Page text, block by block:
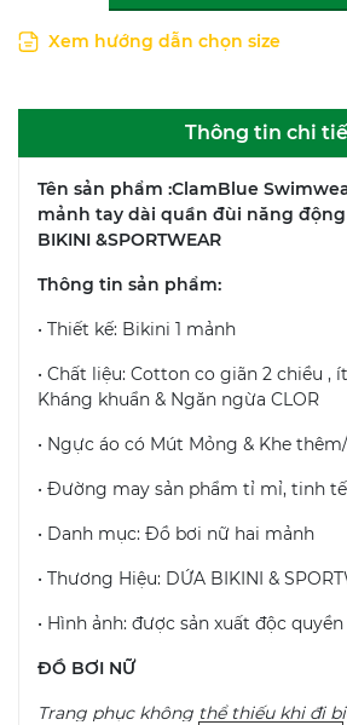
Xem hướng dẫn chọn size
Thông tin chi
Tên sản phẩm :ClamBlue
mảnh tay dài quần đùi năng
BIKINI &SPORTWEAR
Thông tin sản phẩm:
• Thiết kế: Bikini 1 mảnh
• Chất liệu: Cotton co giãn 2 chiều ,
Kháng khuẩn & Ngăn ngừa CLOR
• Ngực áo có Mút Mỏng & Khe
• Đường may sản phẩm tỉ mỉ, tinh tế
• Danh mục: Đồ bơi nữ hai mảnh
• Thương Hiệu: DỨA BIKINI &
• Hình ảnh: được sản xuất độc
ĐỒ BƠI NỮ
Trang phục không thể thiếu khi đi